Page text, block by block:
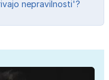
nepravilnosti'?